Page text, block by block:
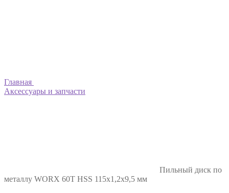
Главная
Аксессуары и запчасти
Пильный диск по
металлу WORX 60T HSS 115х1,2х9,5 мм